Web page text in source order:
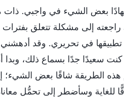
بعض الشيء في واجبي. ذات
إلى مشكلة تتعلق
في تحريري. وقد أدهشني
سعيدًا جدًا بسماع ذلك، وبدا
هذه الطريقة شاقًا بعض
للغاية وسأضطر إلى تحمُّل